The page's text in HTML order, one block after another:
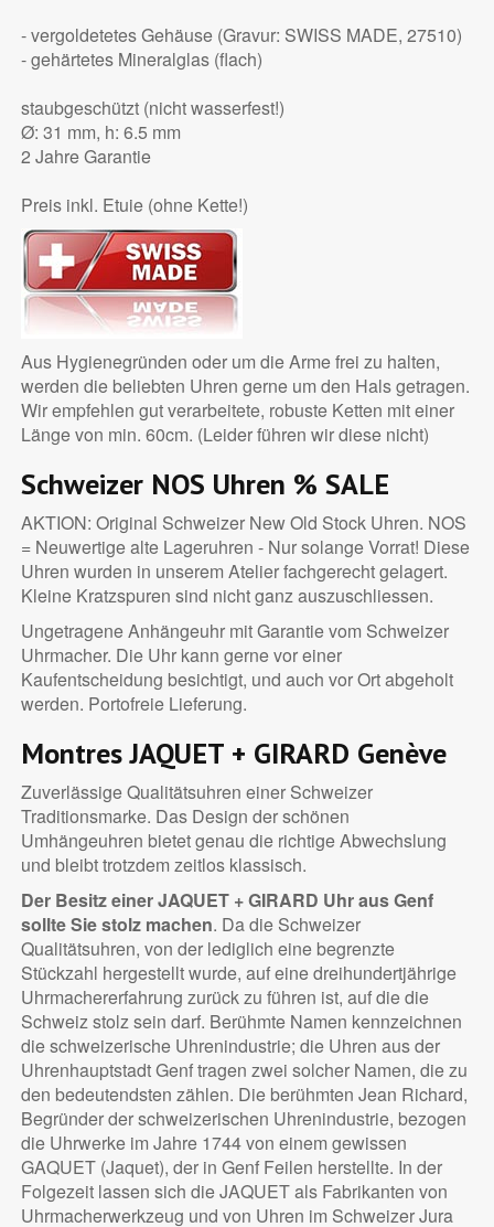
- vergoldetetes Gehäuse (Gravur: SWISS MADE, 27510)
- gehärtetes Mineralglas (flach)
staubgeschützt (nicht wasserfest!)
Ø: 31 mm, h: 6.5 mm
2 Jahre Garantie
Preis inkl. Etuie (ohne Kette!)
Aus Hygienegründen oder um die Arme frei zu halten,
werden die beliebten Uhren gerne um den Hals getragen.
Wir empfehlen gut verarbeitete, robuste Ketten mit einer
Länge von min. 60cm. (Leider führen wir diese nicht)
Schweizer NOS Uhren % SALE
AKTION: Original Schweizer New Old Stock Uhren. NOS
= Neuwertige alte Lageruhren - Nur solange Vorrat! Diese
Uhren wurden in unserem Atelier fachgerecht gelagert.
Kleine Kratzspuren sind nicht ganz auszuschliessen.
Ungetragene Anhängeuhr mit Garantie vom Schweizer
Uhrmacher. Die Uhr kann gerne vor einer
Kaufentscheidung besichtigt, und auch vor Ort abgeholt
werden. Portofreie Lieferung.
Montres JAQUET + GIRARD Genève
Zuverlässige Qualitätsuhren einer Schweizer
Traditionsmarke. Das Design der schönen
Umhängeuhren bietet genau die richtige Abwechslung
und bleibt trotzdem zeitlos klassisch.
Der Besitz einer JAQUET + GIRARD Uhr aus Genf
sollte Sie stolz machen. Da die Schweizer
Qualitätsuhren, von der lediglich eine begrenzte
Stückzahl hergestellt wurde, auf eine dreihundertjährige
Uhrmachererfahrung zurück zu führen ist, auf die die
Schweiz stolz sein darf. Berühmte Namen kennzeichnen
die schweizerische Uhrenindustrie; die Uhren aus der
Uhrenhauptstadt Genf tragen zwei solcher Namen, die zu
den bedeutendsten zählen. Die berühmten Jean Richard,
Begründer der schweizerischen Uhrenindustrie, bezogen
die Uhrwerke im Jahre 1744 von einem gewissen
GAQUET (Jaquet), der in Genf Feilen herstellte. In der
Folgezeit lassen sich die JAQUET als Fabrikanten von
Uhrmacherwerkzeug und von Uhren im Schweizer Jura